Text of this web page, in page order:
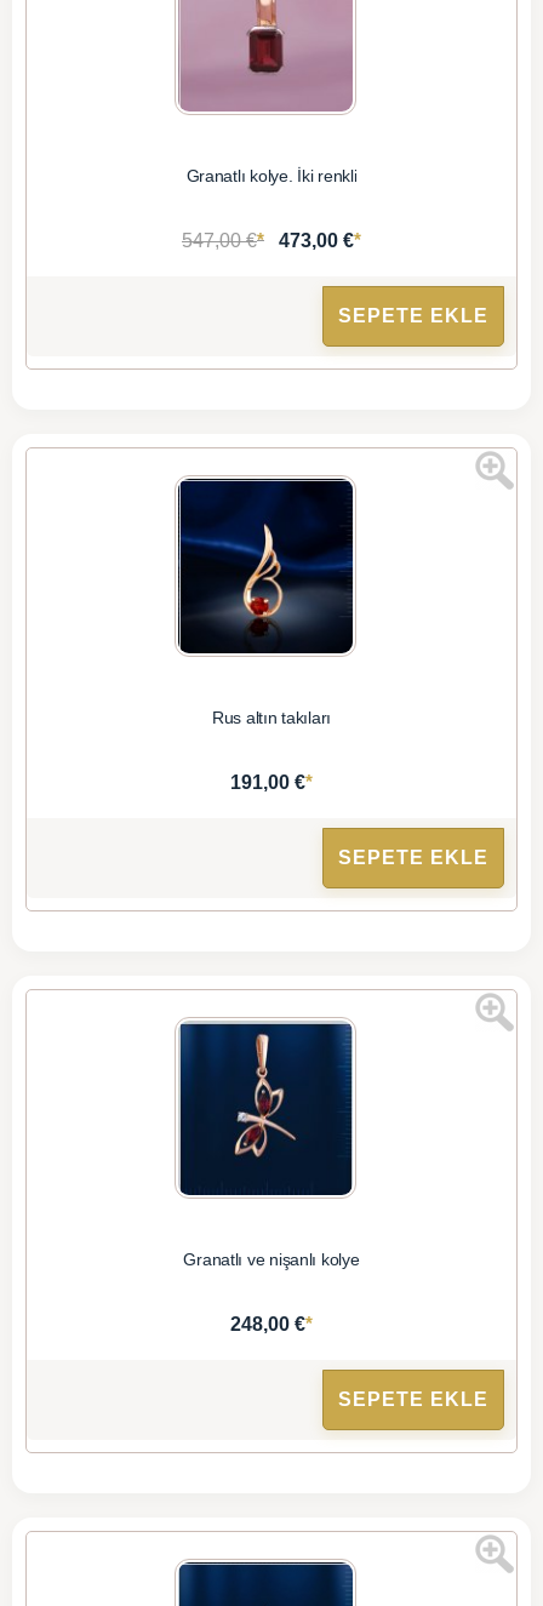
Granatlı kolye. İki renkli
547,00 €* 473,00 €*
SEPETE EKLE
Rus altın takıları
191,00 €*
SEPETE EKLE
Granatlı ve nişanlı kolye
248,00 €*
SEPETE EKLE